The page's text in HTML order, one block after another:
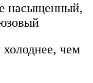
насыщенный,
чем